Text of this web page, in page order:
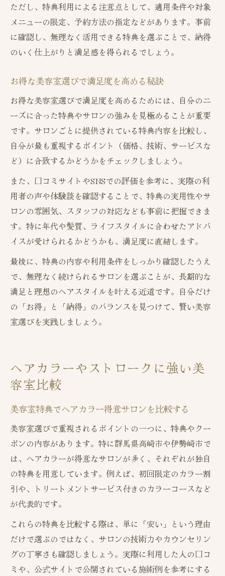
ただし、特典利用による注意点として、適用条件や対象
メニューの限定、予約方法の指定などがあります。事前
に確認し、無理なく活用できる特典を選ぶことで、納得
のいく仕上がりと満足感を得られるでしょう。
お得な美容室選びで満足度を高める秘訣
お得な美容室選びで満足度を高めるためには、自分のニ
ーズに合った特典やサロンの強みを見極めることが重要
です。サロンごとに提供されている特典内容を比較し、
自分が最も重視するポイント（価格、技術、サービスな
ど）に合致するかどうかをチェックしましょう。
また、口コミサイトやSNSでの評価を参考に、実際の利
用者の声や体験談を確認することで、特典の実用性やサ
ロンの雰囲気、スタッフの対応なども事前に把握できま
す。特に年代や髪質、ライフスタイルに合わせたアドバ
イスが受けられるかどうかも、満足度に直結します。
最後に、特典の内容や利用条件をしっかり確認したうえ
で、無理なく続けられるサロンを選ぶことが、長期的な
満足と理想のヘアスタイルを叶える近道です。自分だけ
の「お得」と「納得」のバランスを見つけて、賢い美容
室選びを実践しましょう。
ヘアカラーやストロークに強い美
容室比較
美容室特典でヘアカラー得意サロンを比較する
美容室選びで重視されるポイントの一つに、特典やクー
ポンの内容があります。特に群馬県高崎市や伊勢崎市で
は、ヘアカラーが得意なサロンが多く、それぞれが独自
の特典を用意しています。例えば、初回限定のカラー割
引や、トリートメントサービス付きのカラーコースなど
が代表的です。
これらの特典を比較する際は、単に「安い」という理由
だけで選ぶのではなく、サロンの技術力やカウンセリン
グの丁寧さも確認しましょう。実際に利用した人の口コ
ミや、公式サイトで公開されている施術例を参考にする